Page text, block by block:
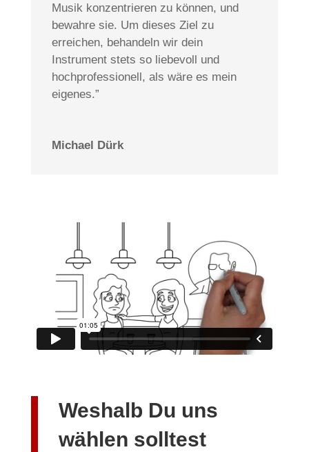
Musik konzentrieren zu können, und
bewahre sie. Um dieses Ziel zu
erreichen, behandeln wir dein
Instrument stets so liebevoll und
hochprofessionell, als wäre es mein
eigenes.”
Michael Dürk
Weshalb Du uns
wählen solltest